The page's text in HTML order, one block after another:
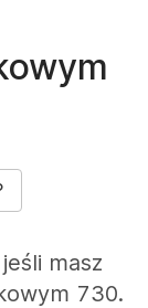
masz
730.